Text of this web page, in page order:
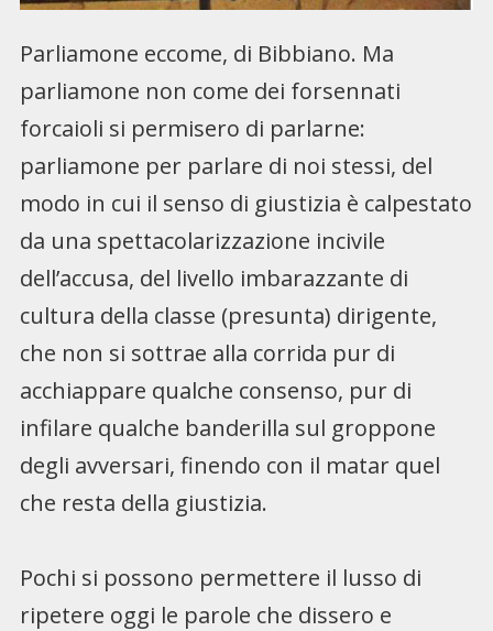
Parliamone eccome, di Bibbiano. Ma
parliamone non come dei forsennati
forcaioli si permisero di parlarne:
parliamone per parlare di noi stessi, del
modo in cui il senso di giustizia è calpestato
da una spettacolarizzazione incivile
dell’accusa, del livello imbarazzante di
cultura della classe (presunta) dirigente,
che non si sottrae alla corrida pur di
acchiappare qualche consenso, pur di
infilare qualche banderilla sul groppone
degli avversari, finendo con il matar quel
che resta della giustizia.
Pochi si possono permettere il lusso di
ripetere oggi le parole che dissero e